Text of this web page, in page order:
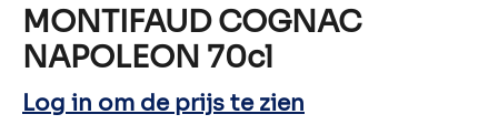
MONTIFAUD COGNAC
NAPOLEON 70cl
Log in om de prijs te zien